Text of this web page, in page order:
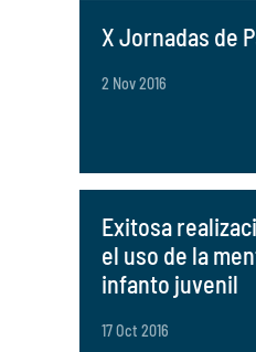
X Jornadas de
2 Nov 2016
Exitosa
el uso de la
infanto juvenil
17 Oct 2016